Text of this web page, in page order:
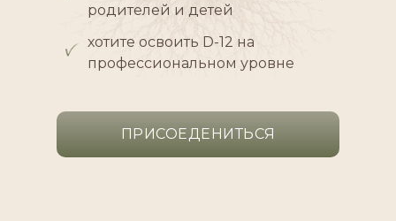
хотите освоить D-12 на
профессиональном уровне
родителей и детей
ПРИСОЕДЕНИТЬСЯ